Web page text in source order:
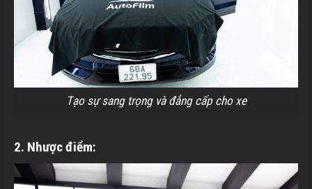
Tạo sự sang trọng và đẳng cấp cho xe
2. Nhược điểm: